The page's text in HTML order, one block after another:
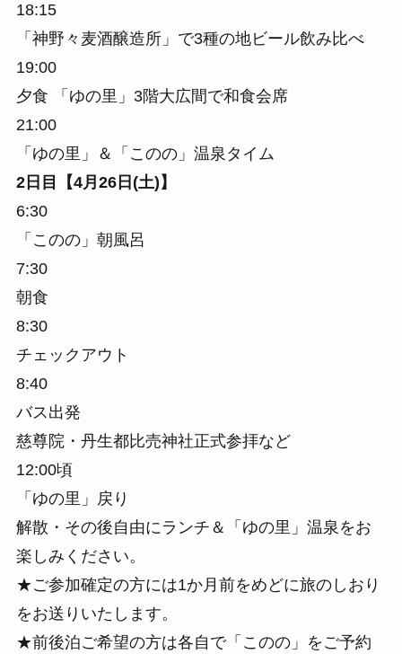
18:15
「神野々麦酒醸造所」で3種の地ビール飲み比べ
19:00
夕食 「ゆの里」3階大広間で和食会席
21:00
「ゆの里」＆「このの」温泉タイム
2日目【4月26日(土)】
6:30
「このの」朝風呂
7:30
朝食
8:30
チェックアウト
8:40
バス出発
慈尊院・丹生都比売神社正式参拝など
12:00頃
「ゆの里」戻り
解散・その後自由にランチ＆「ゆの里」温泉をお
楽しみください。
★ご参加確定の方には1か月前をめどに旅のしおり
をお送りいたします。
★前後泊ご希望の方は各自で「このの」をご予約